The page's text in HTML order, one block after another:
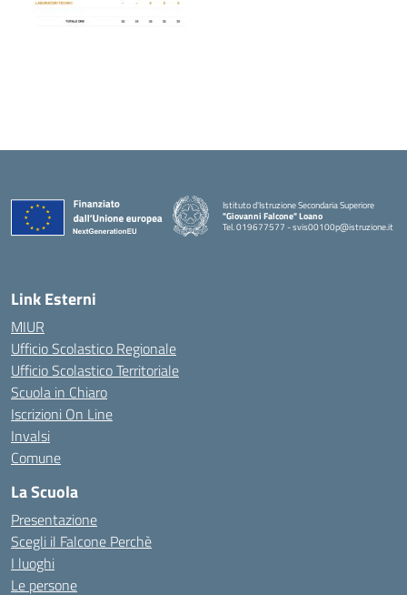
Istituto d'Istruzione Secondaria Superiore
"Giovanni Falcone" Loano
Tel. 019677577 - svis00100p@istruzione.it
— Visita la pagina iniziale della scuola
Link Esterni
MIUR
Ufficio Scolastico Regionale
Ufficio Scolastico Territoriale
Scuola in Chiaro
Iscrizioni On Line
Invalsi
Comune
La Scuola
Presentazione
Scegli il Falcone Perchè
I luoghi
Le persone